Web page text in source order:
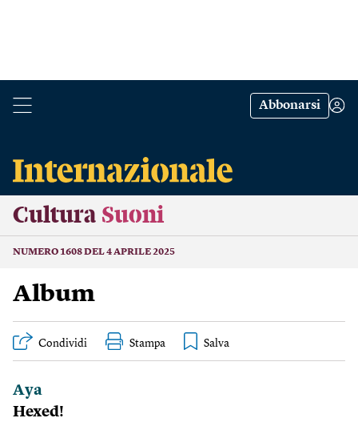
Abbonarsi
Cultura Suoni
NUMERO 1608 DEL 4 APRILE 2025
Album
Condividi Stampa
Aya
Hexed!